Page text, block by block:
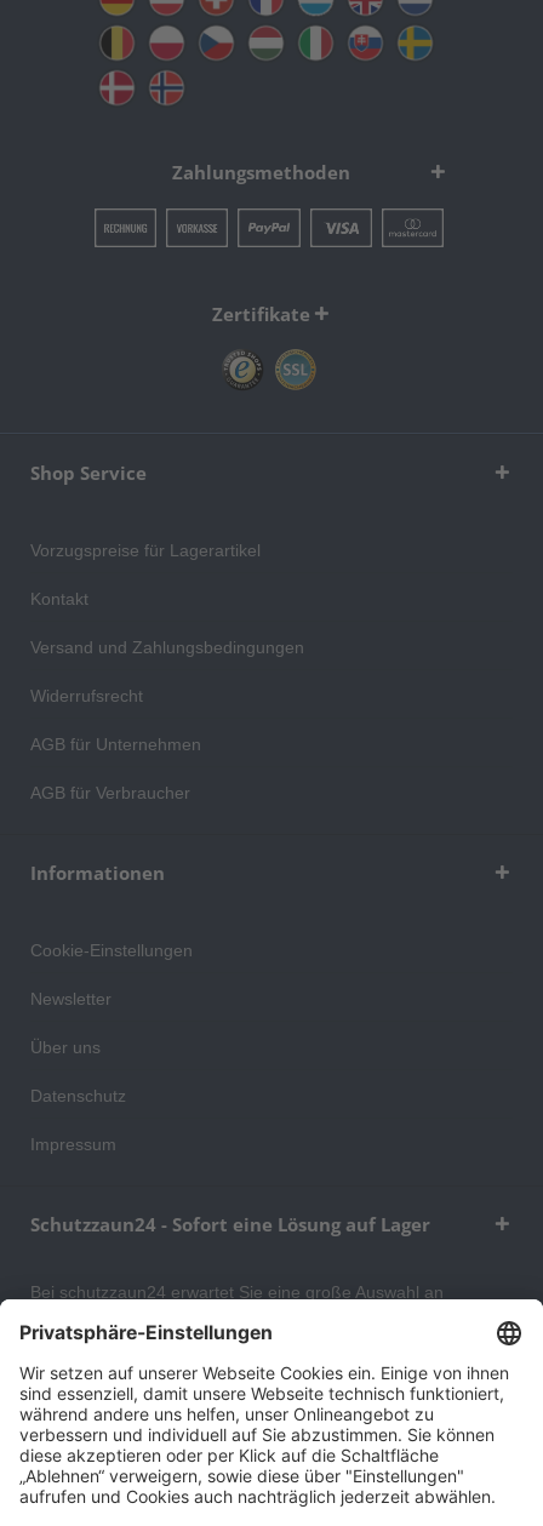
Zahlungsmethoden
Zertifikate
Shop Service
Vorzugspreise für Lagerartikel
Kontakt
Versand und Zahlungsbedingungen
Widerrufsrecht
AGB für Unternehmen
AGB für Verbraucher
Informationen
Cookie-Einstellungen
Newsletter
Über uns
Datenschutz
Impressum
Schutzzaun24 - Sofort eine Lösung auf Lager
Bei schutzzaun24 erwartet Sie eine große Auswahl an
Schutzgittern, Schutzeinrichtungen, Absturzsicherungen und
auch Ihr Wohngebäude optimal organisieren und sichern
können. An unserem Versandlager bevorraten wir ein großes
Sortiment von Lagerartikeln, welche innerhalb von 48 Stunden
versandbereit sind.